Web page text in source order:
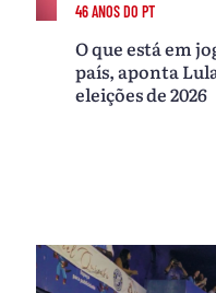
46 ANOS DO PT
O que está em
país, aponta
eleições de 2026